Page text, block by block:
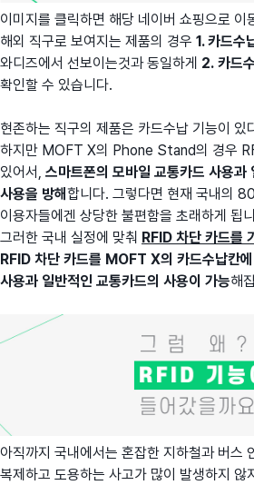
이미지를 클릭하면 해당 네이버 쇼핑으로 이
해외 직구로 보여지는 제품의 경우 1.카드수
와디즈에서 선보이는것과 동일하게 2. 카드
확인할 수 있습니다.
현존하는 직구의 제품은 카드수납 기능이 있
하지만 MOFT X의 Phone Stand의 경우
있어서, 스마트폰의 모바일 교통카드 사용과
사용을 방해합니다. 그렇다면 현재 국내의
이용자들에겐 상당한 불편함을 초래하게
그러한 국내 실정에 맞춰 RFID 차단 카드를
RFID 차단 카드를 MOFT X의 카드수납칸
사용과 일반적인 교통카드의 사용이 가능해
아직까지 국내에서는 혼잡한 지하철과 버스
복제하고 도용하는 사고가 많이 발생하지 않